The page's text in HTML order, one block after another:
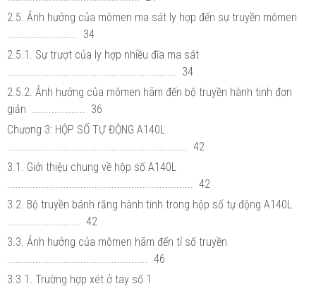
2.5. Ảnh hưởng của mômen ma sát ly hợp đến sự truyền mômen
......................... 34
2.5.1. Sự trượt của ly hợp nhiều đĩa ma sát
............................................................ 34
2.5.2. Ảnh hưởng của mômen hãm đến bộ truyền hành tinh đơn
giản ................... 36
Chương 3: HỘP SỐ TỰ ĐỘNG A140L
................................................................ 42
3.1. Giới thiệu chung về hộp số A140L
.................................................................. 42
3.2. Bộ truyền bánh răng hành tinh trong hộp số tự động A140L
.......................... 42
3.3. Ảnh hưởng của mômen hãm đến tỉ số truyền
.................................................. 46
3.3.1. Trường hợp xét ở tay số 1